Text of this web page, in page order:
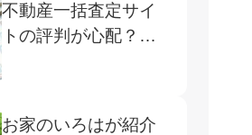
不動産一括査定サイ
トの評判が心配？よ
点、おすすめサイト
をご紹介
お家のいろはが紹介